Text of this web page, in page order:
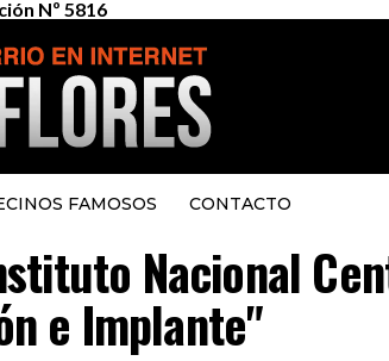
Nº 5816
FAMOSOS CONTACTO
Nacional
e Implante"